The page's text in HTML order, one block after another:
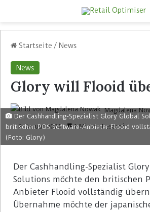
Startseite / News
News
Glory will Flooid
Magdalena
2. Januar 2024 1 Minute Lesezeit
Der Cashhandling-Spezialist Glory Global
britischen POS Software-Anbieter Flooid
(Foto: Glory)
Der Cashhandling-Spezialist
Solutions möchte den britischen
Anbieter Flooid vollständig
Übernahme möchte der